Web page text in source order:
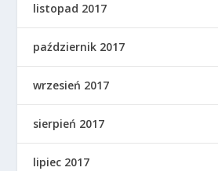
listopad 2017
październik 2017
wrzesień 2017
sierpień 2017
lipiec 2017